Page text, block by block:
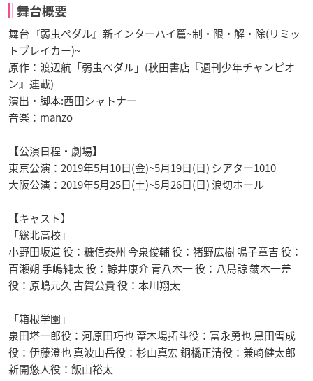
舞台概要
舞台『弱虫ペダル』新インターハイ篇~制・限・解・除(リミッ
トブレイカー)~
原作：渡辺航「弱虫ペダル」(秋田書店『週刊少年チャンピオ
ン』連載)
演出・脚本:西田シャトナー
音楽：manzo
【公演日程・劇場】
東京公演：2019年5月10日(金)~5月19日(日) シアター1010
大阪公演：2019年5月25日(土)~5月26日(日) 浪切ホール
【キャスト】
「総北高校」
小野田坂道 役：糠信泰州 今泉俊輔 役：猪野広樹 鳴子章吉 役：
百瀬朔 手嶋純太 役：鯨井康介 青八木一 役：八島諒 鏑木一差
役：原嶋元久 古賀公貴 役：本川翔太
「箱根学園」
泉田塔一郎役：河原田巧也 葦木場拓斗役：富永勇也 黒田雪成
役：伊藤澄也 真波山岳役：杉山真宏 銅橋正清役：兼崎健太郎
新開悠人役：飯山裕太